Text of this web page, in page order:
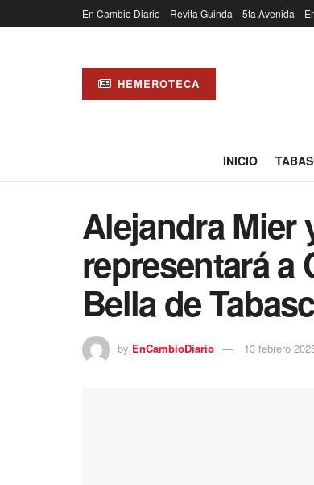
En Cambio Diario Revita Guinda 5ta Avenida
HEMEROTECA
INICIO
Alejandra Mier
representará a
Bella de
by EnCambioDiario 13 febrero